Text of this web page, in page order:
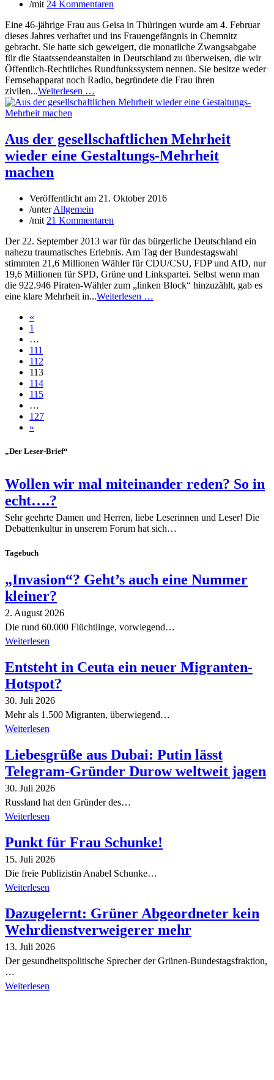
/mit 24 Kommentaren
Eine 46-jährige Frau aus Geisa in Thüringen wurde am 4. Februar
dieses Jahres verhaftet und ins Frauengefängnis in Chemnitz
gebracht. Sie hatte sich geweigert, die monatliche Zwangsabgabe
für die Staatssendeanstalten in Deutschland zu überweisen, die wir
Öffentlich-Rechtliches Rundfunkssystem nennen. Sie besitze weder
Fernsehapparat noch Radio, begründete die Frau ihren
zivilen...Weiterlesen …
Aus der gesellschaftlichen Mehrheit
wieder eine Gestaltungs-Mehrheit
machen
Veröffentlicht am 21. Oktober 2016
/unterAllgemein
/mit 21 Kommentaren
Der 22. September 2013 war für das bürgerliche Deutschland ein
nahezu traumatisches Erlebnis. Am Tag der Bundestagswahl
stimmten 21,6 Millionen Wähler für CDU/CSU, FDP und AfD, nur
19,6 Millionen für SPD, Grüne und Linkspartei. Selbst wenn man
die 922.946 Piraten-Wähler zum „linken Block“ hinzuzählt, gab es
eine klare Mehrheit in...Weiterlesen …
«
1
…
111
112
113
114
115
…
127
»
„Der Leser-Brief“
Wollen wir mal miteinander reden? So in
echt….?
Sehr geehrte Damen und Herren, liebe Leserinnen und Leser! Die
Debattenkultur in unserem Forum hat sich…
Tagebuch
„Invasion“? Geht’s auch eine Nummer
kleiner?
2. August 2026
Die rund 60.000 Flüchtlinge, vorwiegend…
Weiterlesen
Entsteht in Ceuta ein neuer Migranten-
Hotspot?
30. Juli 2026
Mehr als 1.500 Migranten, überwiegend…
Weiterlesen
Liebesgrüße aus Dubai: Putin lässt
Telegram-Gründer Durow weltweit jagen
30. Juli 2026
Russland hat den Gründer des…
Weiterlesen
Punkt für Frau Schunke!
15. Juli 2026
Die freie Publizistin Anabel Schunke…
Weiterlesen
Dazugelernt: Grüner Abgeordneter kein
Wehrdienstverweigerer mehr
13. Juli 2026
Der gesundheitspolitische Sprecher der Grünen-Bundestagsfraktion,
…
Weiterlesen